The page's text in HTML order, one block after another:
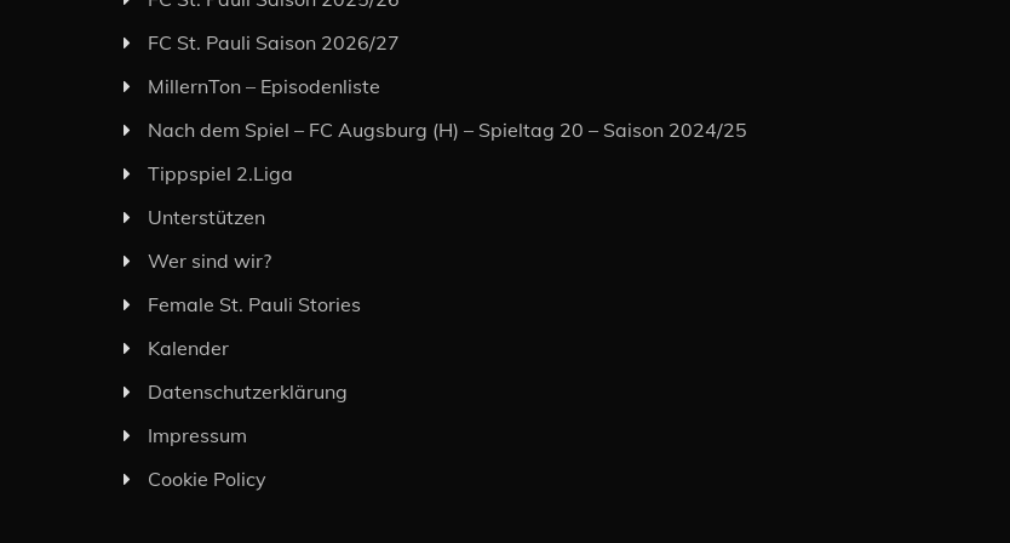
FC St. Pauli Saison 2026/27
MillernTon – Episodenliste
Nach dem Spiel – FC Augsburg (H) – Spieltag 20 – Saison 2024/25
Tippspiel 2.Liga
Unterstützen
Wer sind wir?
Female St. Pauli Stories
Kalender
Datenschutzerklärung
Impressum
Cookie Policy